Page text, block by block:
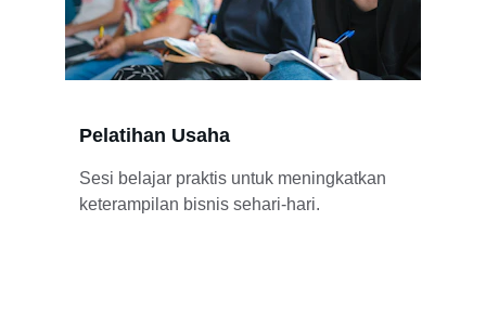
Pelatihan Usaha
Sesi belajar praktis untuk meningkatkan
keterampilan bisnis sehari-hari.